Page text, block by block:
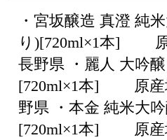
・宮坂醸造 真澄 純
り)[720ml×1本] 原
長野県 ・麗人 大吟
[720ml×1本] 原産
野県 ・本金 純米大
[720ml×1本] 原産